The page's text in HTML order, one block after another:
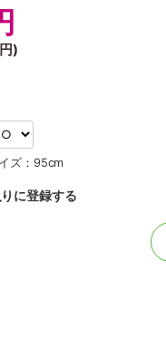
)
ズ：95cm
に登録する